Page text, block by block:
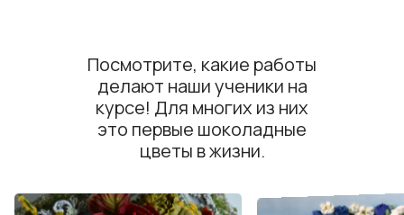
Посмотрите, какие работы
делают наши ученики на
курсе! Для многих из них
это первые шоколадные
цветы в жизни.